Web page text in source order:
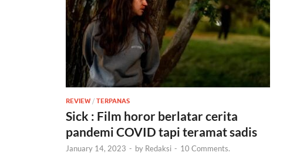
REVIEW / TERPANAS
Sick : Film horor berlatar cerita
pandemi COVID tapi teramat sadis
January 14, 2023 - by Redaksi - 10 Comments.